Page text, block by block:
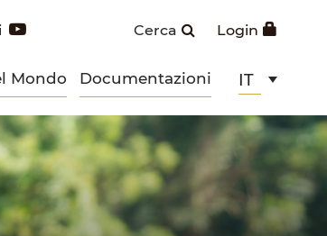
Login
Cerca
Mondo Documentazioni IT